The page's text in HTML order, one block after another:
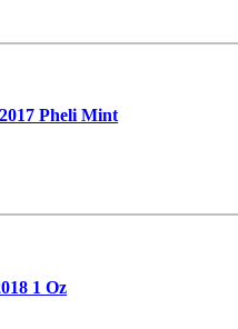
Pheli Mint
1 Oz